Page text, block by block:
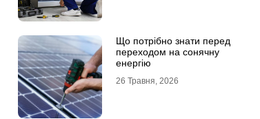
Що потрібно знати перед
переходом на сонячну
енергію
26 Травня, 2026